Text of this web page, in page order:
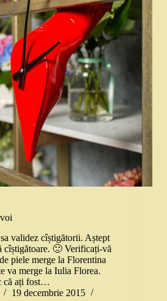
validez cîștigătorii. Aștept
cîștigătoare. 🙂 Verificați-vă
piele merge la Florentina
va merge la Iulia Florea.
că ați fost…
19 decembrie 2015